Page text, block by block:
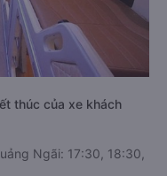
thúc của xe khách
Ngãi: 17:30, 18:30,